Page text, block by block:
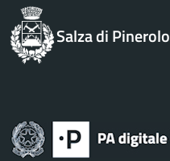
Salza di Pinerolo